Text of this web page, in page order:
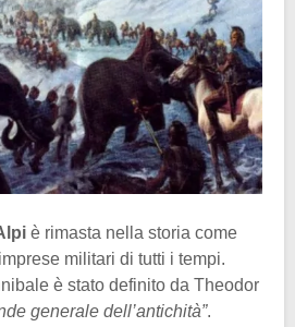
è rimasta nella storia come
militari di tutti i tempi.
è stato definito da Theodor
generale dell’antichità”.